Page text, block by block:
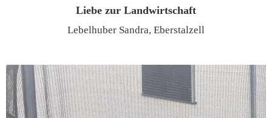
Liebe zur Landwirtschaft
Lebelhuber Sandra, Eberstalzell